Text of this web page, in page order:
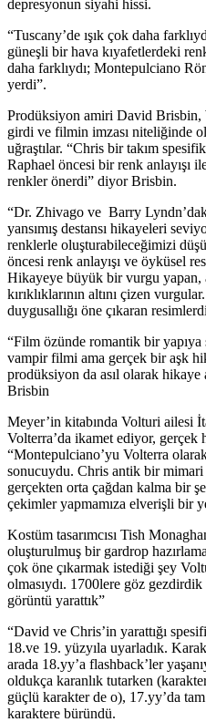
depresyonun siyahi hissi.
“Tuscany’de ışık çok daha
güneşli bir hava kıyafetlerdeki
daha farklıydı; Montepulciano
yerdi”.
Prodüksiyon amiri David Brisbin,
girdi ve filmin imzası niteliğinde
uğraştılar. “Chris bir takım
Raphael öncesi bir renk anlayışı
renkler önerdi” diyor Brisbin.
“Dr. Zhivago ve Barry
yansımış destansı hikayeleri
renklerle oluşturabileceğimizi
öncesi renk anlayışı ve öyküsel
Hikayeye büyük bir vurgu yapan,
kırıklıklarının altını çizen
duygusallığı öne çıkaran
“Film özünde romantik bir
vampir filmi ama gerçek bir aşk
prodüksiyon da asıl olarak hikaye
Brisbin
Meyer’in kitabında Volturi ailesi
Volterra’da ikamet ediyor, gerçek
“Montepulciano’yu Volterra
sonucuydu. Chris antik bir
gerçekten orta çağdan kalma bir
çekimler yapmamıza elverişli bir
Kostüm tasarımcısı Tish
oluşturulmuş bir gardrop
çok öne çıkarmak istediği şey
olmasıydı. 1700lere göz
görüntü yarattık”
“David ve Chris’in yarattığı
18.ve 19. yüzyıla uyarladık.
arada 18.yy’a flashback’ler
oldukça karanlık tutarken
güçlü karakter de o), 17.yy’da
karaktere büründü.